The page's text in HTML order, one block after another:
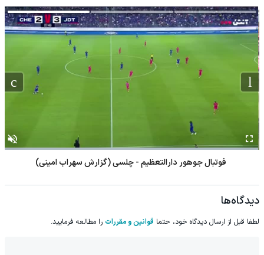
فوتبال جوهور دارالتعظیم - چلسی (گزارش سهراب امینی)
دیدگاه‌ها
لطفا قبل از ارسال دیدگاه خود، حتما قوانین و مقررات را مطالعه فرمایید.